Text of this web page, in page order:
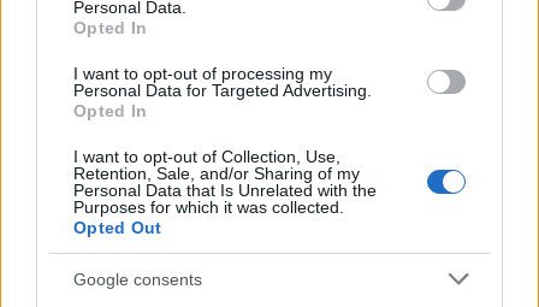
Personal Data.
Opted In
I want to opt-out of processing my
Personal Data for Targeted Advertising.
Opted In
I want to opt-out of Collection, Use,
Retention, Sale, and/or Sharing of my
Personal Data that Is Unrelated with the
Purposes for which it was collected.
Opted Out
Google consents